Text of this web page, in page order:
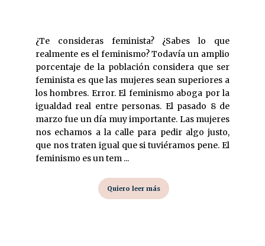
¿Te consideras feminista? ¿Sabes lo que
realmente es el feminismo? Todavía un amplio
porcentaje de la población considera que ser
feminista es que las mujeres sean superiores a
los hombres. Error. El feminismo aboga por la
igualdad real entre personas. El pasado 8 de
marzo fue un día muy importante. Las mujeres
nos echamos a la calle para pedir algo justo,
que nos traten igual que si tuviéramos pene. El
feminismo es un tem ...
Quiero leer más